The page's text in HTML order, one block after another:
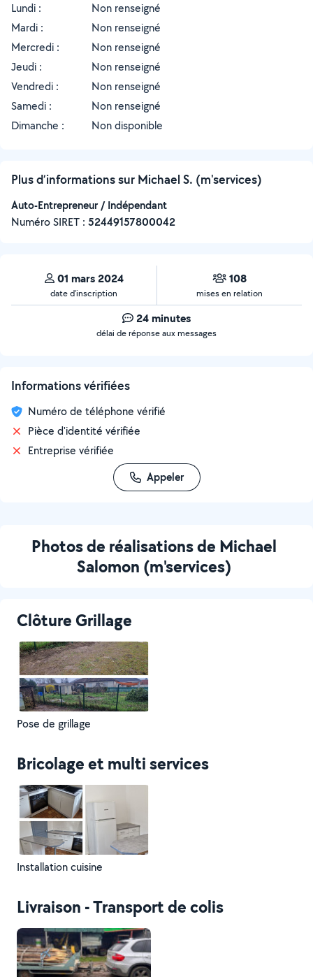
Lundi :
Non renseigné
Mardi :
Non renseigné
Mercredi :
Non renseigné
Jeudi :
Non renseigné
Vendredi :
Non renseigné
Samedi :
Non renseigné
Dimanche :
Non disponible
Plus d’informations sur Michael S. (m'services)
Auto-Entrepreneur / Indépendant
Numéro SIRET : ‍52449157800042
01 mars 2024
date d’inscription
108
mises en relation
24 minutes
délai de réponse aux messages
Informations vérifiées
Numéro de téléphone vérifié
Pièce d'identité vérifiée
Entreprise vérifiée
Appeler
Photos de réalisations de Michael
Salomon (m'services)
Clôture Grillage
Pose de grillage
Bricolage et multi services
Installation cuisine
Livraison - Transport de colis